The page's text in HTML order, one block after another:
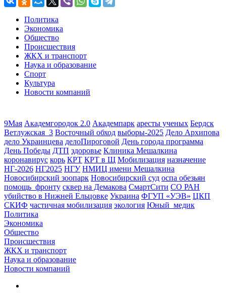
Политика
Экономика
Общество
Происшествия
ЖКХ и транспорт
Наука и образование
Спорт
Культура
Новости компаний
9Мая Академгородок 2.0 Академпарк аресты ученых Бердск
Ветлужская_3 Восточный обход выборы-2025 Дело Архипова
дело Украинцева делоПироговой День города программа
День Победы ДТП здоровье Клиника Мешалкина
коронавирус корь КРТ КРТ в Щ Мобилизация назначение
НГ-2026 НГ2025 НГУ НМИЦ имени Мешалкина
Новосибирский зоопарк Новосибирский суд оспа обезьян
помощь_фронту сквер на Демакова СмартСити СО РАН
убийство в Нижней Ельцовке Украина ФГУП «УЭВ» ЦКП
СКИФ частичная мобилизация экология Юный_медик
Политика
Экономика
Общество
Происшествия
ЖКХ и транспорт
Наука и образование
Новости компаний